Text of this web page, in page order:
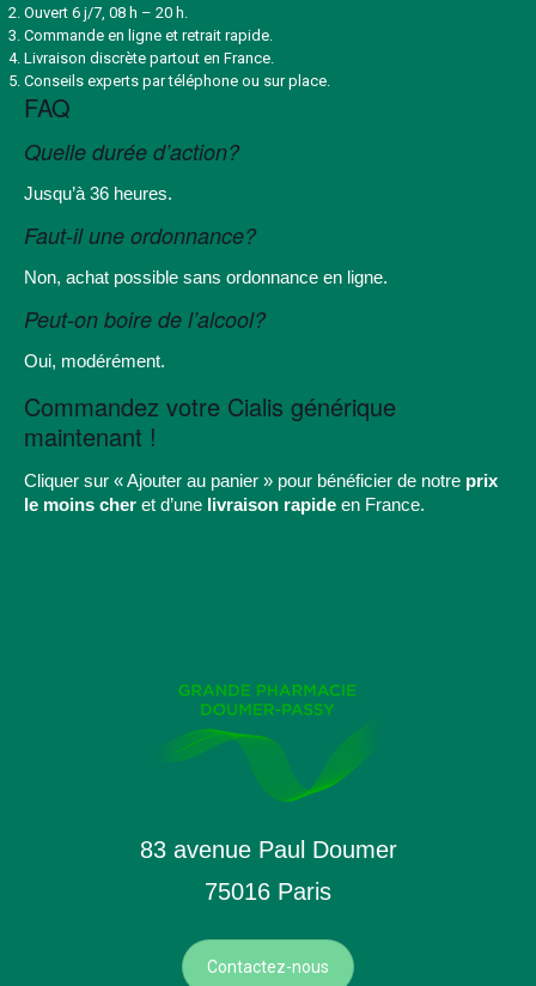
Ouvert 6 j/7, 08 h – 20 h.
Commande en ligne et retrait rapide.
Livraison discrète partout en France.
Conseils experts par téléphone ou sur place.
FAQ
Quelle durée d’action?
Jusqu’à 36 heures.
Faut-il une ordonnance?
Non, achat possible sans ordonnance en ligne.
Peut-on boire de l’alcool?
Oui, modérément.
Commandez votre Cialis générique
maintenant !
Cliquer sur « Ajouter au panier » pour bénéficier de notre prix
le moins cher et d’une livraison rapide en France.
83 avenue Paul Doumer
75016 Paris
Contactez-nous